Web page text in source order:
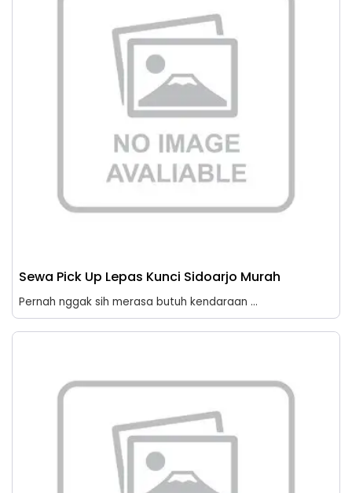
Sewa Pick Up Lepas Kunci Sidoarjo Murah
Pernah nggak sih merasa butuh kendaraan ...